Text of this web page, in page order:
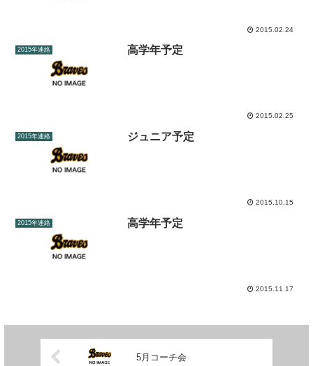
2015.02.24
2015年連絡 高学年予定
2015.02.25
2015年連絡 ジュニア予定
2015.10.15
2015年連絡 高学年予定
2015.11.17
5月コーチ会